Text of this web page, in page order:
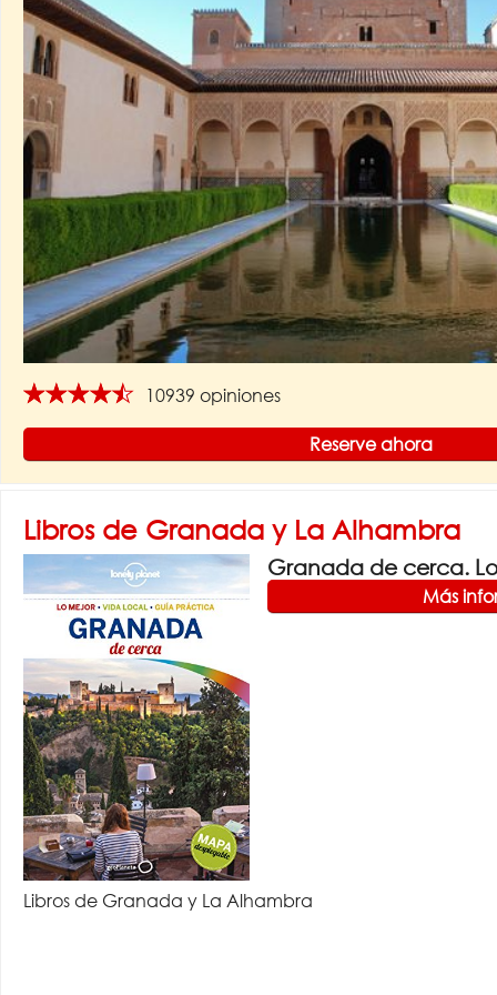
★★★★★ 10939 opiniones
Reserve ahora
Libros de Granada y La Alhambra
Granada de cerca.
Más
Libros de Granada y La Alhambra